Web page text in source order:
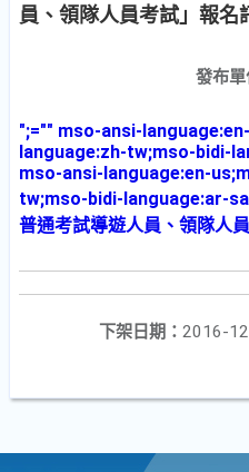
員、領隊人員考試」報名
發布單
";="" mso-ansi-
language:zh-tw;mso-bidi-
mso-ansi-language:en-
tw;mso-bidi-language:ar-
普通考試導遊人員、領隊人
下架日期： 2016-